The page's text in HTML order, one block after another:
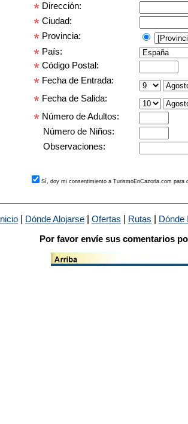
Dirección:
Ciudad:
Provincia:
País:
Código Postal:
Fecha de Entrada:
Fecha de Salida:
Número de Adultos:
Número de Niños:
Observaciones:
Sí, doy mi consentimiento a TurismoEnCazorla.com para
Inicio Dónde Alojarse Ofertas Rutas Dónde
Por favor envíe sus comentarios